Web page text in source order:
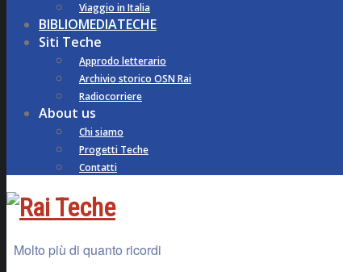
Viaggio in Italia
BIBLIOMEDIATECHE
Siti Teche
Approdo letterario
Archivio storico OSN Rai
Radiocorriere
About us
Chi siamo
Progetti Teche
Contatti
Molto più di quanto ricordi